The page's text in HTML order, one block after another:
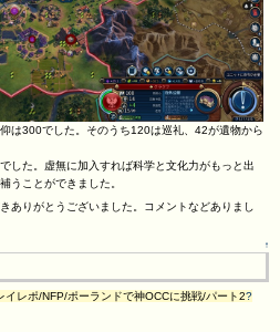
は300でした。そのうち120は巡礼、42が遺物から
した。虚無に加入すれば科学と文化力がもっと出
うことができました。
ありがとうございました。コメントなどありまし
↑
イレポ/NFP/ポーランドで神OCCに挑戦/パート2?